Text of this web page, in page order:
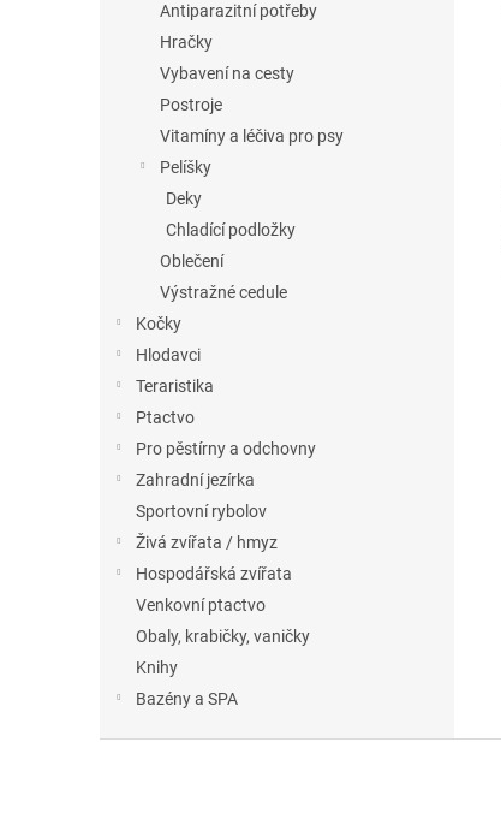
Antiparazitní potřeby
Hračky
Vybavení na cesty
Postroje
Vitamíny a léčiva pro psy
Pelíšky
Deky
Chladící podložky
Oblečení
Výstražné cedule
Kočky
Hlodavci
Teraristika
Ptactvo
Pro pěstírny a odchovny
Zahradní jezírka
Sportovní rybolov
Živá zvířata / hmyz
Hospodářská zvířata
Venkovní ptactvo
Obaly, krabičky, vaničky
Knihy
Bazény a SPA